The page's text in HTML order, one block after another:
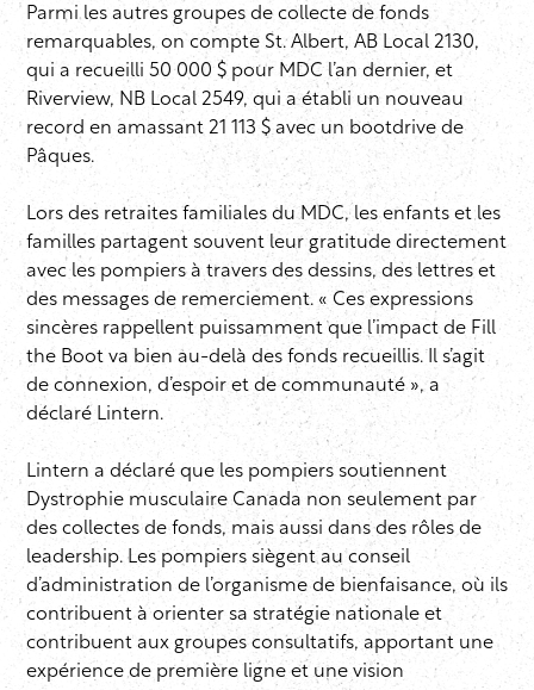
Parmi les autres groupes de collecte de fonds
remarquables, on compte St. Albert, AB Local 2130,
qui a recueilli 50 000 $ pour MDC l’an dernier, et
Riverview, NB Local 2549, qui a établi un nouveau
record en amassant 21 113 $ avec un bootdrive de
Pâques.
Lors des retraites familiales du MDC, les enfants et les
familles partagent souvent leur gratitude directement
avec les pompiers à travers des dessins, des lettres et
des messages de remerciement. « Ces expressions
sincères rappellent puissamment que l’impact de Fill
the Boot va bien au-delà des fonds recueillis. Il s’agit
de connexion, d’espoir et de communauté », a
déclaré Lintern.
Lintern a déclaré que les pompiers soutiennent
Dystrophie musculaire Canada non seulement par
des collectes de fonds, mais aussi dans des rôles de
leadership. Les pompiers siègent au conseil
d’administration de l’organisme de bienfaisance, où ils
contribuent à orienter sa stratégie nationale et
contribuent aux groupes consultatifs, apportant une
expérience de première ligne et une vision